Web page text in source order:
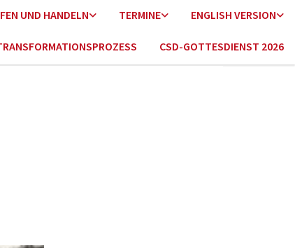
UND HANDELN TERMINE ENGLISH VERSION
CSD-GOTTESDIENST 2026